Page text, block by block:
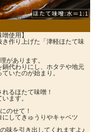
使用】
作り上げた「津軽ほたて味
があります。
代わりにし、ホタテや地元
いたのが始まり。
るほたて味噌！
ます。
のせて！
してきゅうりやキャベツ
味を引き出してくれますよ♪